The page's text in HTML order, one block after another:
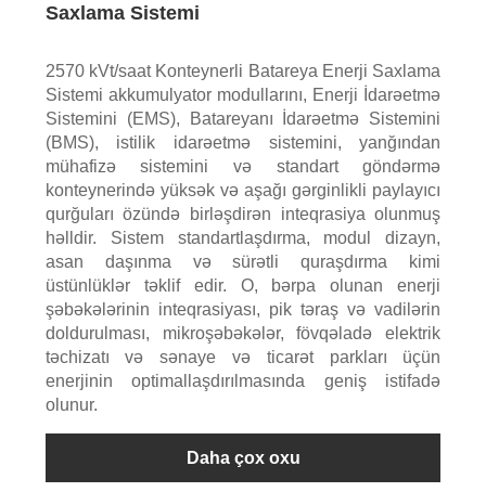
Saxlama Sistemi
2570 kVt/saat Konteynerli Batareya Enerji Saxlama
Sistemi akkumulyator modullarını, Enerji İdarəetmə
Sistemini (EMS), Batareyanı İdarəetmə Sistemini
(BMS), istilik idarəetmə sistemini, yanğından
mühafizə sistemini və standart göndərmə
konteynerində yüksək və aşağı gərginlikli paylayıcı
qurğuları özündə birləşdirən inteqrasiya olunmuş
həlldir. Sistem standartlaşdırma, modul dizayn,
asan daşınma və sürətli quraşdırma kimi
üstünlüklər təklif edir. O, bərpa olunan enerji
şəbəkələrinin inteqrasiyası, pik təraş və vadilərin
doldurulması, mikroşəbəkələr, fövqəladə elektrik
təchizatı və sənaye və ticarət parkları üçün
enerjinin optimallaşdırılmasında geniş istifadə
olunur.
Daha çox oxu